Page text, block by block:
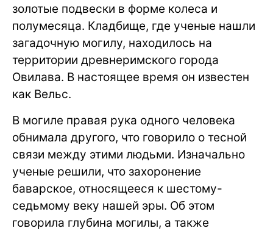
золотые подвески в форме колеса и
полумесяца. Кладбище, где ученые нашли
загадочную могилу, находилось на
территории древнеримского города
Овилава. В настоящее время он известен
как Вельс.
В могиле правая рука одного человека
обнимала другого, что говорило о тесной
связи между этими людьми. Изначально
ученые решили, что захоронение
баварское, относящееся к шестому-
седьмому веку нашей эры. Об этом
говорила глубина могилы, а также